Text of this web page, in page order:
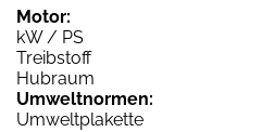
Motor:
kW / PS
Treibstoff
Hubraum
Umweltnormen:
Umweltplakette